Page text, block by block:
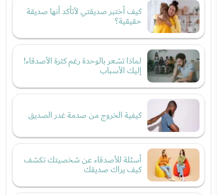
كيف أختبر صديقتي لأتأكد أنها صديقة
حقيقية؟
لماذا تشعر بالوحدة رغم كثرة الأصدقاء!
إليك الأسباب
كيفية الخروج من صدمة غدر الصديق
أسئلة للأصدقاء عن شخصيتك تكشف
كيف يراك صديقك